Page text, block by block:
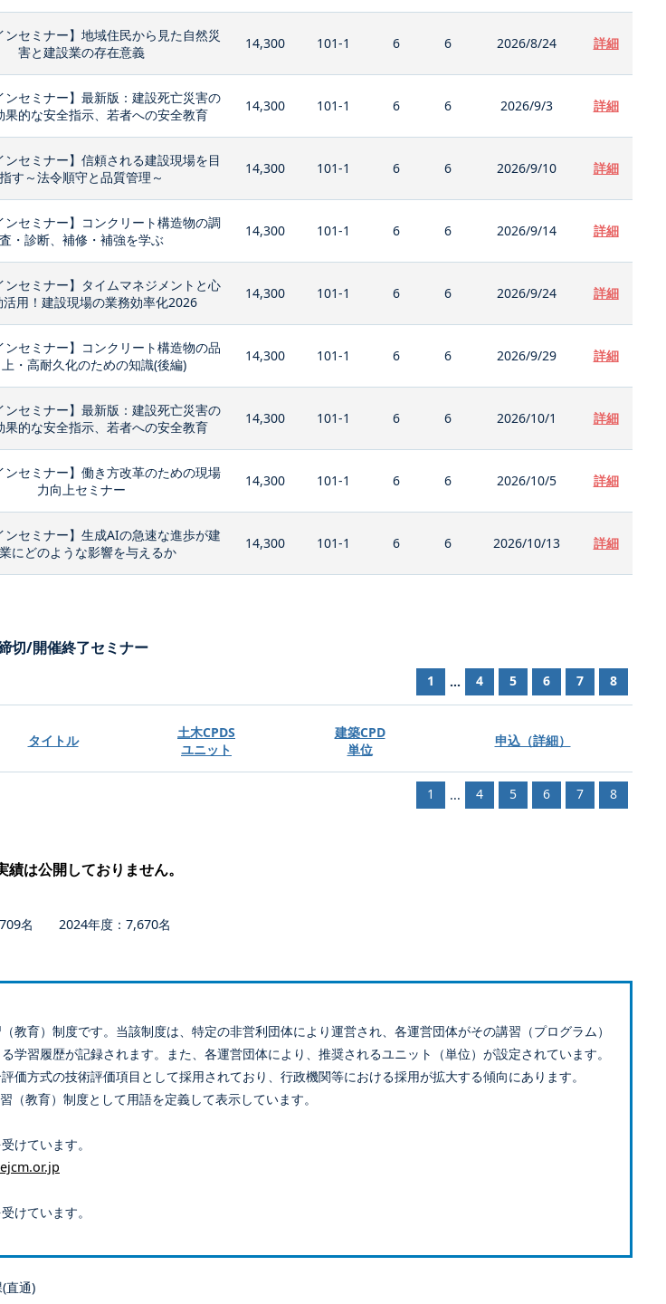
ンセミナー】地域住民から見た自然災
害と建設業の存在意義
14,300 101-1 6 6 2026/8/24 詳細
ンセミナー】最新版：建設死亡災害の
果的な安全指示、若者への安全教育
14,300 101-1 6 6 2026/9/3 詳細
ンセミナー】信頼される建設現場を目
指す～法令順守と品質管理～
14,300 101-1 6 6 2026/9/10 詳細
ンセミナー】コンクリート構造物の調
査・診断、補修・補強を学ぶ
14,300 101-1 6 6 2026/9/14 詳細
ンセミナー】タイムマネジメントと心
活用！建設現場の業務効率化2026
14,300 101-1 6 6 2026/9/24 詳細
ンセミナー】コンクリート構造物の品
・高耐久化のための知識(後編)
14,300 101-1 6 6 2026/9/29 詳細
ンセミナー】最新版：建設死亡災害の
果的な安全指示、若者への安全教育
14,300 101-1 6 6 2026/10/1 詳細
ンセミナー】働き方改革のための現場
力向上セミナー
14,300 101-1 6 6 2026/10/5 詳細
ンセミナー】生成AIの急速な進歩が建
にどのような影響を与えるか
14,300 101-1 6 6 2026/10/13 詳細
切/開催終了セミナー
1 ... 4 5 6 7 8
タイトル
土木CPDS
ユニット
建築CPD
単位
申込（詳細）
1 ... 4 5 6 7 8
は公開しておりません。
名 2024年度：7,670名
育）制度です。当該制度は、特定の非営利団体により運営され、各運営団体がその講習（プログラム）
習履歴が記録されます。また、各運営団体により、推奨されるユニット（単位）が設定されています。
方式の技術評価項目として採用されており、行政機関等における採用が拡大する傾向にあります。
教育）制度として用語を定義して表示しています。
けています。
けています。
通)